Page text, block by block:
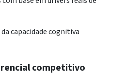
capacidade cognitiva
competitivo